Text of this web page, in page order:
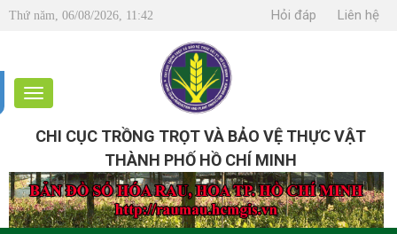
Thứ năm, 06/08/2026, 11:42 Hỏi đáp Liên hệ
CHI CỤC TRỒNG TRỌT VÀ BẢO VỆ THỰC VẬT
THÀNH PHỐ HỒ CHÍ MINH